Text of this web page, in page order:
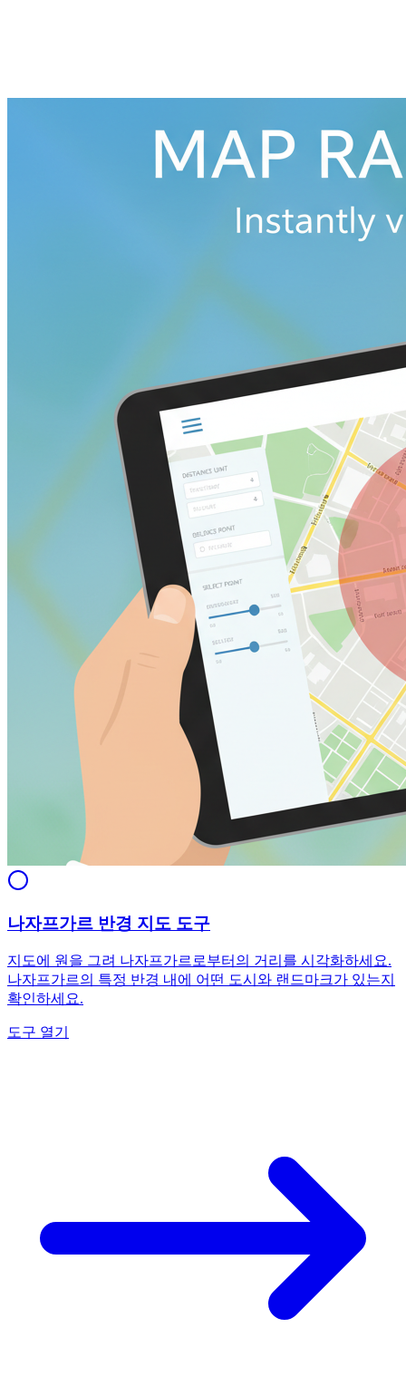
나자프가르 반경 지도 도구
지도에 원을 그려 나자프가르로부터의 거리를 시각화하세요.
나자프가르의 특정 반경 내에 어떤 도시와 랜드마크가 있는지
확인하세요.
도구 열기